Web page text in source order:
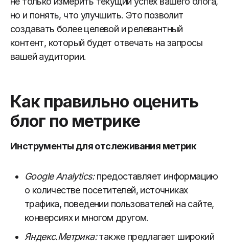
но и понять, что улучшить. Это позволит
создавать более целевой и релевантный
контент, который будет отвечать на запросы
вашей аудитории.
Как правильно оценить
блог по метрике
Инструменты для отслеживания метрик
Google Analytics:предоставляет информацию
о количестве посетителей, источниках
трафика, поведении пользователей на сайте,
конверсиях и многом другом.
Яндекс.Метрика:также предлагает широкий